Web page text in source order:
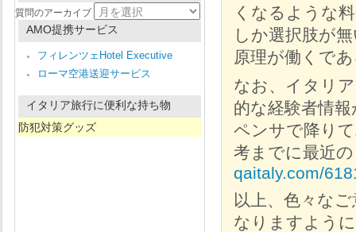
くなるような
しか選択肢が
原理が働くで
なお、イタリ
的な経験者情
ペンサで降り
考までに最近
qaitaly.com/
以上、色々な
なりますよう
質問のアーカイブ
AMO提携サービス
フィレンツェHotel Executive
ローマ空港送迎サービス
イタリア旅行に便利な持ち物
防犯対策グッズ